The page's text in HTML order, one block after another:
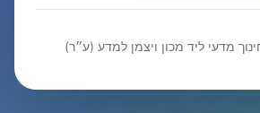
מדעי ליד מכון ויצמן למדע (ע״ר)